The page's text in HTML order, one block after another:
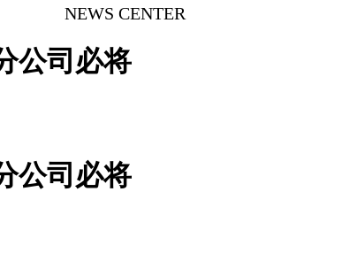
NEWS CENTER
公司必将
公司必将